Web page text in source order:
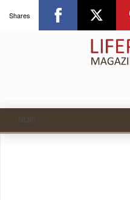
MENU
Shares